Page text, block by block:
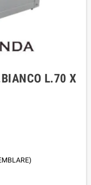
L.70 X